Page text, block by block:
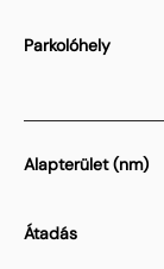
Parkolóhely
Alapterület (nm)
Átadás